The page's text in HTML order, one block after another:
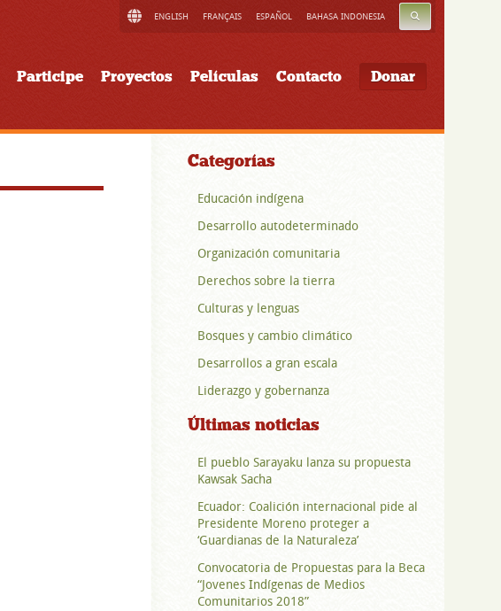
ENGLISH FRANÇAIS ESPAÑOL BAHASA INDONESIA BUSCAR
Participe Proyectos Películas Contacto Donar
Categorías
Educación indígena
Desarrollo autodeterminado
Organización comunitaria
Derechos sobre la tierra
Culturas y lenguas
Bosques y cambio climático
Desarrollos a gran escala
Liderazgo y gobernanza
Últimas noticias
El pueblo Sarayaku lanza su propuesta
Kawsak Sacha
Ecuador: Coalición internacional pide al
Presidente Moreno proteger a
‘Guardianas de la Naturaleza’
Convocatoria de Propuestas para la Beca
“Jovenes Indígenas de Medios
Comunitarios 2018”